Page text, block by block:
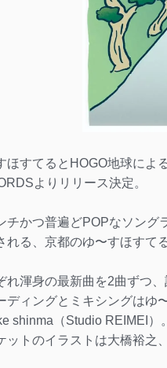
ほすてるとHOGO地球によ
よりリリース決定。
チかつ普遍どPOPなソング
れる、京都のゆ〜すほすて
れ渾身の最新曲を2曲ずつ、
ディングとミキシングはゆ
shinma（Studio REIMEI）。
ットのイラストは大橋裕之